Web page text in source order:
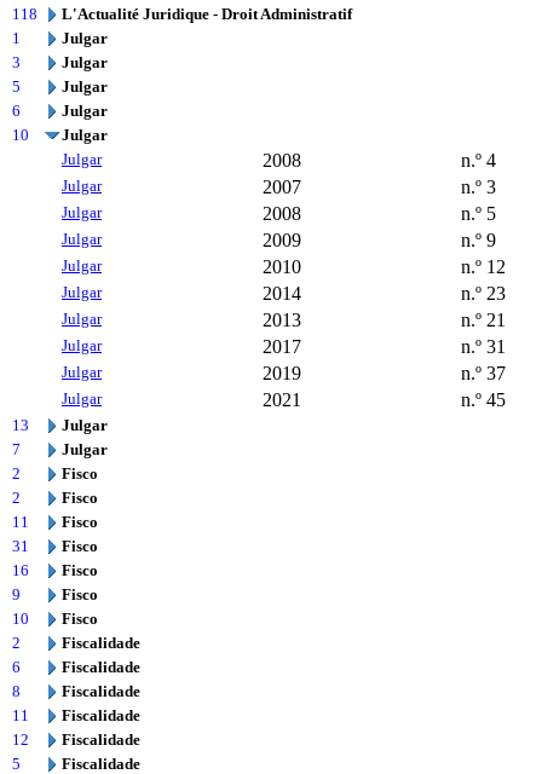
118
L'Actualité Juridique - Droit Administratif
1
Julgar
3
Julgar
5
Julgar
6
Julgar
10
Julgar
Julgar
2008 n.º 4
Julgar 2007 n.º 3
Julgar 2008 n.º 5
Julgar 2009 n.º 9
Julgar 2010 n.º 12
Julgar 2014 n.º 23
Julgar 2013 n.º 21
Julgar 2017 n.º 31
Julgar 2019 n.º 37
Julgar 2021 n.º 45
13
Julgar
7
Julgar
2
Fisco
2
Fisco
11
Fisco
31
Fisco
16
Fisco
9
Fisco
10
Fisco
2
Fiscalidade
6
Fiscalidade
8
Fiscalidade
11
Fiscalidade
12
Fiscalidade
5
Fiscalidade